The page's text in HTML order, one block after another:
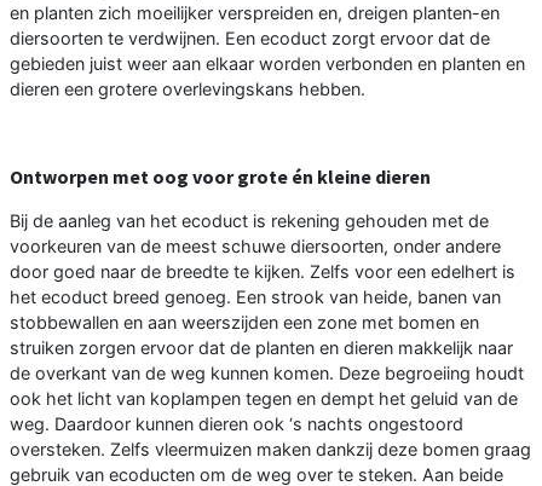
en planten zich moeilijker verspreiden en, dreigen planten-en
diersoorten te verdwijnen. Een ecoduct zorgt ervoor dat de
gebieden juist weer aan elkaar worden verbonden en planten en
dieren een grotere overlevingskans hebben.
Ontworpen met oog voor grote én kleine dieren
Bij de aanleg van het ecoduct is rekening gehouden met de
voorkeuren van de meest schuwe diersoorten, onder andere
door goed naar de breedte te kijken. Zelfs voor een edelhert is
het ecoduct breed genoeg. Een strook van heide, banen van
stobbewallen en aan weerszijden een zone met bomen en
struiken zorgen ervoor dat de planten en dieren makkelijk naar
de overkant van de weg kunnen komen. Deze begroeiing houdt
ook het licht van koplampen tegen en dempt het geluid van de
weg. Daardoor kunnen dieren ook ‘s nachts ongestoord
oversteken. Zelfs vleermuizen maken dankzij deze bomen graag
gebruik van ecoducten om de weg over te steken. Aan beide